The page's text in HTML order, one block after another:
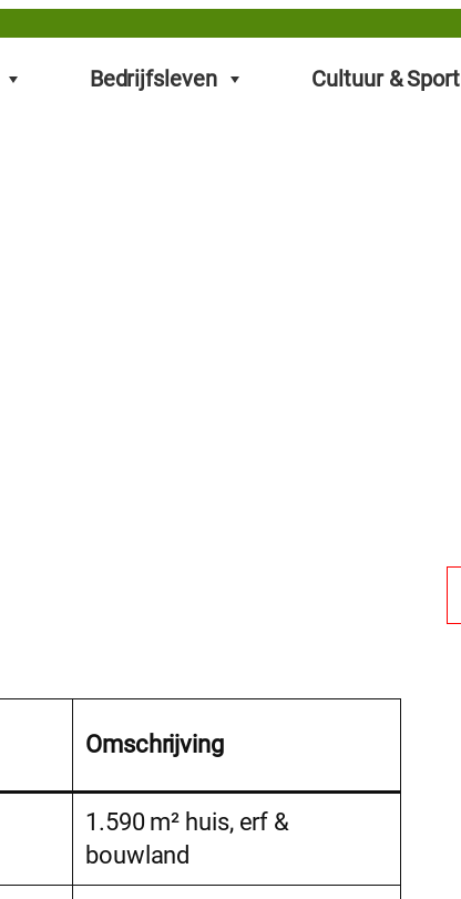
Bedrijfsleven Cultuur & Sport
Omschrijving
1.590 m² huis, erf &
bouwland